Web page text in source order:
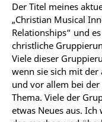
Der Titel meines
„Christian Musical
Relationships“ und
christliche
Viele dieser
wenn sie sich mit der
und vor allem bei
Thema. Viele der
etwas Neues aus.